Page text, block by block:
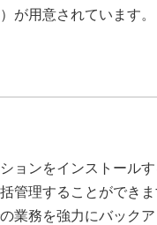
が用意されています。
ョンをインストール
管理することができ
業務を強力にバック